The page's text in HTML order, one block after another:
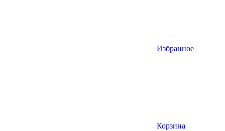
Избранное
Корзина